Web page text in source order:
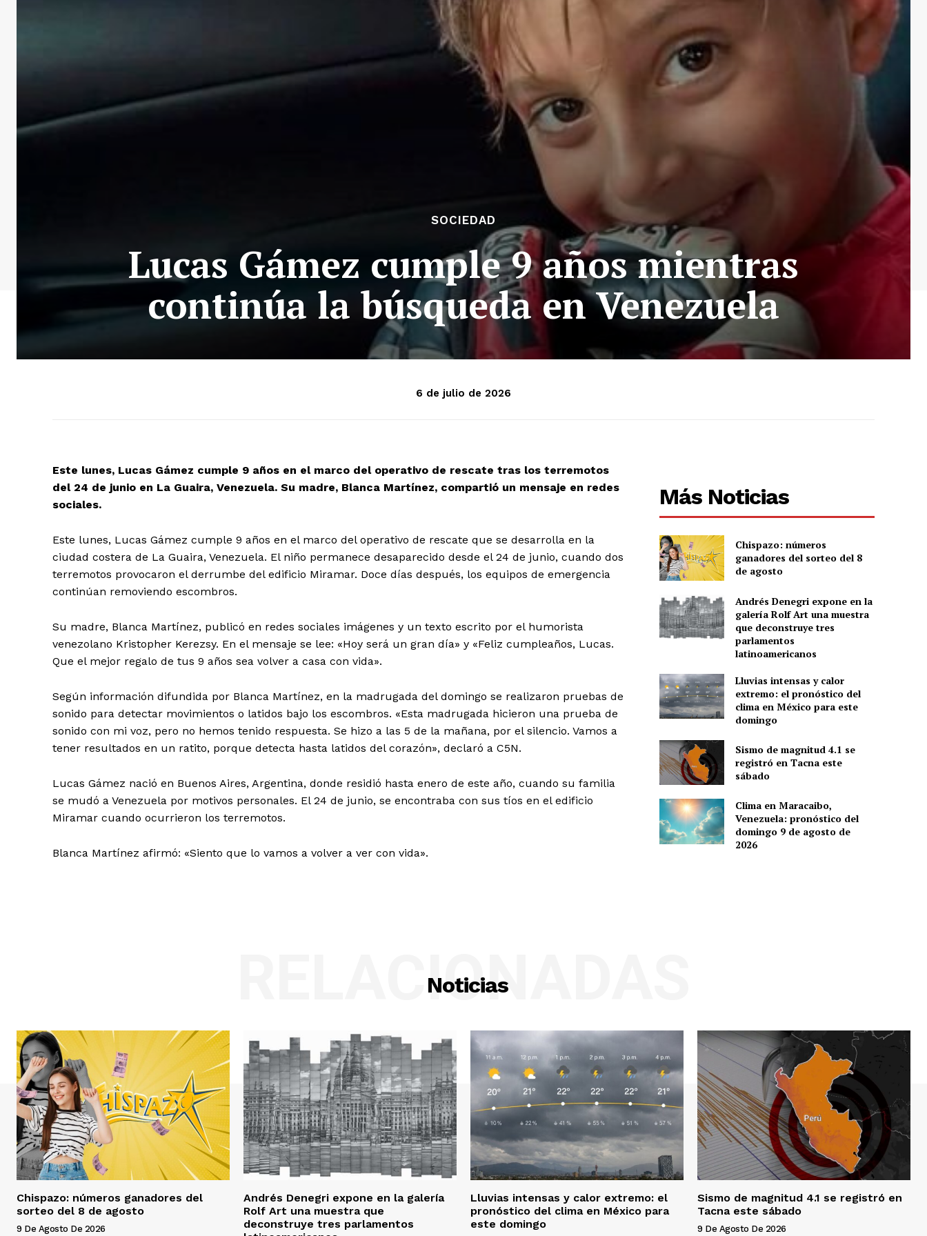
SOCIEDAD
Lucas Gámez cumple 9 años mientras
continúa la búsqueda en Venezuela
6 de julio de 2026
Este lunes, Lucas Gámez cumple 9 años en el marco del operativo de rescate tras los terremotos
del 24 de junio en La Guaira, Venezuela. Su madre, Blanca Martínez, compartió un mensaje en redes
sociales.
Este lunes, Lucas Gámez cumple 9 años en el marco del operativo de rescate que se desarrolla en la
ciudad costera de La Guaira, Venezuela. El niño permanece desaparecido desde el 24 de junio, cuando dos
terremotos provocaron el derrumbe del edificio Miramar. Doce días después, los equipos de emergencia
continúan removiendo escombros.
Su madre, Blanca Martínez, publicó en redes sociales imágenes y un texto escrito por el humorista
venezolano Kristopher Kerezsy. En el mensaje se lee: «Hoy será un gran día» y «Feliz cumpleaños, Lucas.
Que el mejor regalo de tus 9 años sea volver a casa con vida».
Según información difundida por Blanca Martínez, en la madrugada del domingo se realizaron pruebas de
sonido para detectar movimientos o latidos bajo los escombros. «Esta madrugada hicieron una prueba de
sonido con mi voz, pero no hemos tenido respuesta. Se hizo a las 5 de la mañana, por el silencio. Vamos a
tener resultados en un ratito, porque detecta hasta latidos del corazón», declaró a C5N.
Lucas Gámez nació en Buenos Aires, Argentina, donde residió hasta enero de este año, cuando su familia
se mudó a Venezuela por motivos personales. El 24 de junio, se encontraba con sus tíos en el edificio
Miramar cuando ocurrieron los terremotos.
Blanca Martínez afirmó: «Siento que lo vamos a volver a ver con vida».
Más Noticias
Chispazo: números
ganadores del sorteo del 8
de agosto
Andrés Denegri expone en la
galería Rolf Art una muestra
que deconstruye tres
parlamentos
latinoamericanos
Lluvias intensas y calor
extremo: el pronóstico del
clima en México para este
domingo
Sismo de magnitud 4.1 se
registró en Tacna este
sábado
Clima en Maracaibo,
Venezuela: pronóstico del
domingo 9 de agosto de
2026
Noticias
RELACIONADAS
Chispazo: números ganadores del
sorteo del 8 de agosto
9 De Agosto De 2026
Andrés Denegri expone en la galería
Rolf Art una muestra que
deconstruye tres parlamentos
Lluvias intensas y calor extremo: el
pronóstico del clima en México para
este domingo
Sismo de magnitud 4.1 se registró en
Tacna este sábado
9 De Agosto De 2026